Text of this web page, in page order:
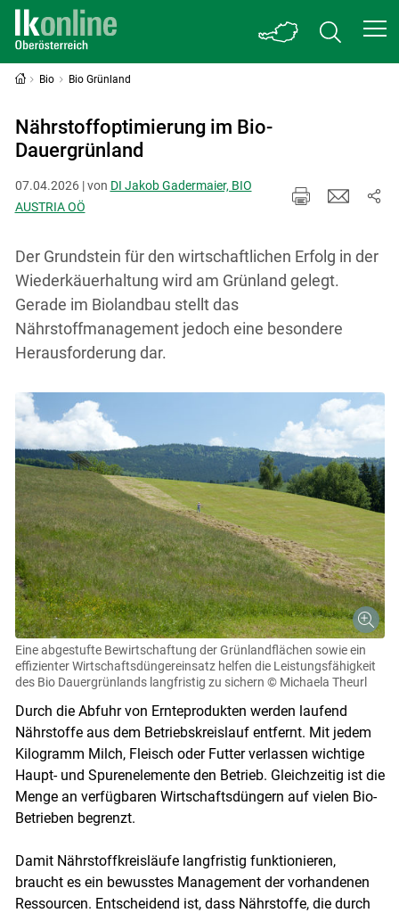
Bio Bio Grünland
Nährstoffoptimierung im Bio-
Dauergrünland
07.04.2026 | von DI Jakob Gadermaier, BIO
AUSTRIA OÖ
Der Grundstein für den wirtschaftlichen Erfolg in der
Wiederkäuerhaltung wird am Grünland gelegt.
Gerade im Biolandbau stellt das
Nährstoffmanagement jedoch eine besondere
Herausforderung dar.
Eine abgestufte Bewirtschaftung der Grünlandflächen sowie ein
effizienter Wirtschaftsdüngereinsatz helfen die Leistungsfähigkeit
des Bio Dauergrünlands langfristig zu sichern © Michaela Theurl
Durch die Abfuhr von Ernteprodukten werden laufend
Nährstoffe aus dem Betriebskreislauf entfernt. Mit jedem
Kilogramm Milch, Fleisch oder Futter verlassen wichtige
Haupt- und Spurenelemente den Betrieb. Gleichzeitig ist die
Menge an verfügbaren Wirtschaftsdüngern auf vielen Bio-
Betrieben begrenzt.
Damit Nährstoffkreisläufe langfristig funktionieren,
braucht es ein bewusstes Management der vorhandenen
Ressourcen. Entscheidend ist, dass Nährstoffe, die durch